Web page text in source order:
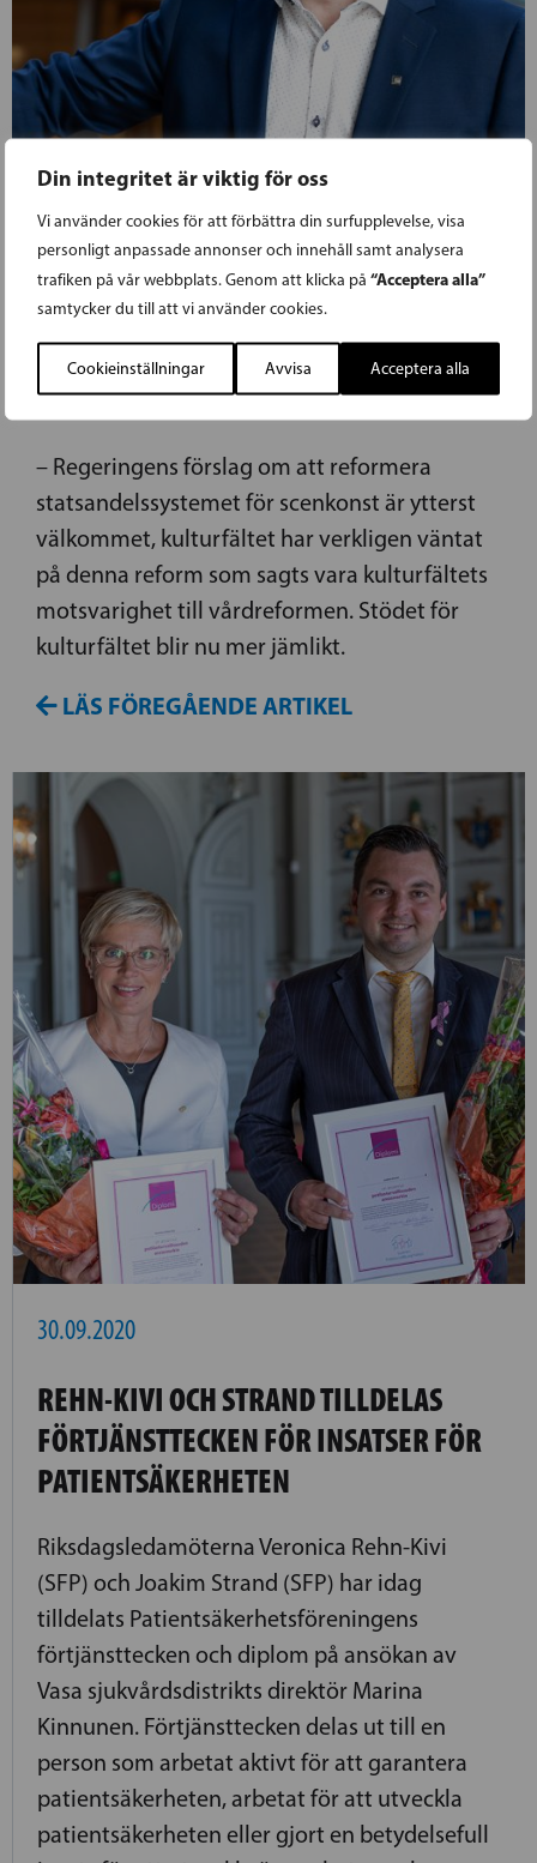
Din integritet är viktig för oss
Vi använder cookies för att förbättra din surfupplevelse, visa
personligt anpassade annonser och innehåll samt analysera
trafiken på vår webbplats. Genom att klicka på “Acceptera alla”
samtycker du till att vi använder cookies.
Cookieinställningar Avvisa Acceptera alla
29.09.2020
OLLIKAINEN: BRA REFORM FÖR
SCENKONSTEN
– Regeringens förslag om att reformera
statsandelssystemet för scenkonst är ytterst
välkommet, kulturfältet har verkligen väntat
på denna reform som sagts vara kulturfältets
motsvarighet till vårdreformen. Stödet för
kulturfältet blir nu mer jämlikt.
LÄS FÖREGÅENDE ARTIKEL
30.09.2020
REHN-KIVI OCH STRAND TILLDELAS
FÖRTJÄNSTTECKEN FÖR INSATSER FÖR
PATIENTSÄKERHETEN
Riksdagsledamöterna Veronica Rehn-Kivi
(SFP) och Joakim Strand (SFP) har idag
tilldelats Patientsäkerhetsföreningens
förtjänsttecken och diplom på ansökan av
Vasa sjukvårdsdistrikts direktör Marina
Kinnunen. Förtjänsttecken delas ut till en
person som arbetat aktivt för att garantera
patientsäkerheten, arbetat för att utveckla
patientsäkerheten eller gjort en betydelsefull